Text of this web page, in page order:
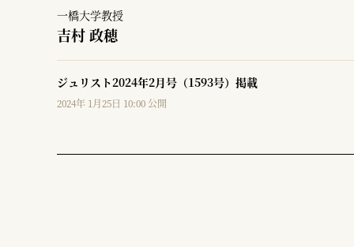
一橋大学教授
吉村 政穂
ジュリスト2024年2月号（1593号）掲載
2024年 1月25日 10:00 公開